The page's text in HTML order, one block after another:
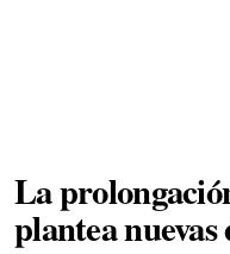
La
plantea